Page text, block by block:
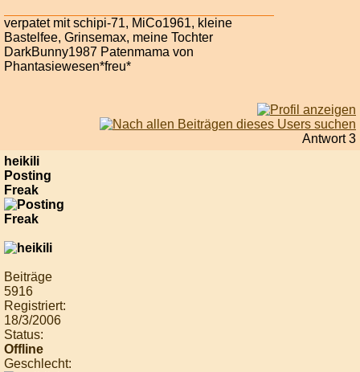
verpatet mit schipi-71, MiCo1961, kleine
Bastelfee, Grinsemax, meine Tochter
DarkBunny1987 Patenmama von
Phantasiewesen*freu*
Antwort 3
heikili
Posting
Freak
Beiträge
5916
Registriert:
18/3/2006
Status:
Offline
Geschlecht: